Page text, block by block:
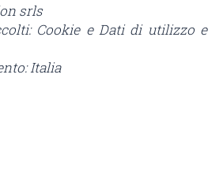
srls
Cookie e Dati di utilizzo e
Italia